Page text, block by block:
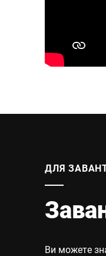
ДЛЯ
Ви можете